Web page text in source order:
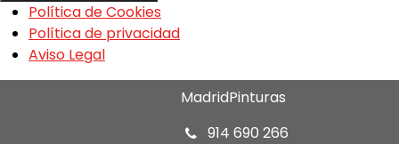
Política de Cookies
Política de privacidad
Aviso Legal
MadridPinturas
914 690 266